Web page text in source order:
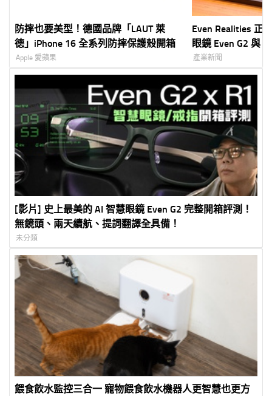
防摔也要美型！德國品牌「LAUT 萊
德」iPhone 16 全系列防摔保護殼開箱
Apple 愛蘋果
Even Realities 正
眼鏡 Even G2 與
市 創家
30 日開放預購、
打造「Quiet Tech
產業新聞
[影片] 史上最美的 AI 智慧眼鏡 Even G2 完整開箱評測！
無鏡頭、兩天續航、提詞翻譯全具備！
未分類
餵食飲水監控三合一 寵物餵食飲水機器人更智慧也更方